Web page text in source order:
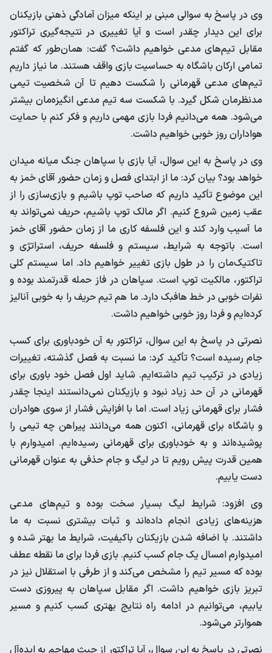
وی در پاسخ به سوالی مبنی بر اینکه میزان آمادگی ذهنی بازیکنان
برای این دیدار چقدر است و آیا تغییری در نتیجه‌گیری تراکتور
مقابل تیم‌های مدعی خواهیم داشت؟ گفت: همان‌طور که گفتم
تمامی ارکان باشگاه به حساسیت بازی واقف هستند. ما نیاز داریم
تیم‌های مدعی قهرمانی را شکست دهیم تا آن شخصیت تیمی‌
مدنظرمان شکل گیرد. با شکست سه تیم مدعی انگیزه‌مان بیشتر
می‌شود. همه می‌دانیم فردا بازی مهمی داریم و فکر کنم با حمایت
هواداران روز خوبی خواهیم داشت.
وی در پاسخ به این سوال، آیا بازی با سپاهان جنگ میانه میدان
خواهد بود؟ بیان کرد: ما از ابتدای فصل و زمان حضور آقای خمز به
این موضوع تأکید داریم که صاحب توپ باشیم و بازی‌سازی را از
عقب زمین شروع کنیم. اگر مالک توپ باشیم، حریف نمی‌تواند به
ما آسیب وارد کند و این فلسفه کاری ما از زمان حضور آقای خمز
است. باتوجه به شرایط، سیستم و فلسفه حریف، استراتژی و
تاکتیک‌مان را در طول بازی تغییر خواهیم داد. اما سیستم کلی
تراکتور، مالکیت توپ است. سپاهان در فاز حمله قدرتمند بوده و
نفرات خوبی در خط هافبک دارد. ما هم تیم حریف را به خوبی آنالیز
کرده‌ایم و فردا روز خوبی خواهیم داشت.
نصرتی در پاسخ به این سوال، تراکتور به آن خودباوری برای کسب
جام رسیده است؟ تأکید کرد: ما نسبت به فصل گذشته، تغییرات
زیادی در ترکیب تیم داشته‌ایم. شاید اول فصل خود باوری برای
قهرمانی در آن حد زیاد نبود و بازیکنان نمی‌دانستند اینجا چقدر
فشار برای قهرمانی زیاد است. اما با افزایش فشار از سوی هوادران
و باشگاه برای قهرمانی، اکنون همه می‌دانند پیراهن چه تیمی را
پوشیده‌اند و به خودباوری برای قهرمانی رسیده‌ایم. امیدوارم با
همین قدرت پیش رویم تا در لیگ و جام حذفی به عنوان قهرمانی
دست یابیم.
وی افزود: شرایط لیگ بسیار سخت بوده و تیم‌های مدعی
هزینه‌های زیادی انجام داده‌اند و ثبات بیشتری نسبت به ما
داشتند. با اضافه شدن بازیکنان باکیفیت، شرایط ما بهتر شده و
امیدوارم امسال یک جام کسب کنیم. بازی فردا برای ما نقطه عطف
بوده که مسیر تیم را مشخص می‌کند و از طرفی با استقلال نیز در
تبریز بازی خواهیم داشت. اگر مقابل سپاهان به پیروزی دست
یابیم، می‌توانیم در ادامه راه نتایج بهتری کسب کنیم و مسیر
هموارتر می‌شود.